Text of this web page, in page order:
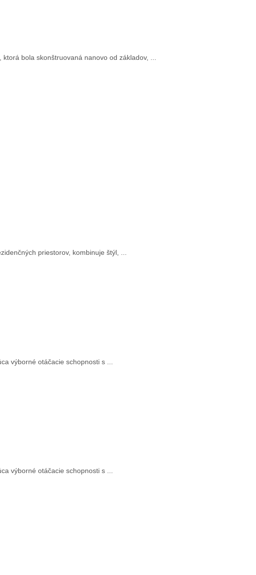
bola skonštruovaná nanovo od základov, ...
priestorov, kombinuje štýl, ...
výborné otáčacie schopnosti s ...
výborné otáčacie schopnosti s ...